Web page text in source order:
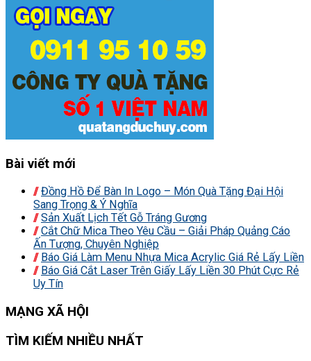
Bài viết mới
Đồng Hồ Để Bàn In Logo – Món Quà Tặng Đại Hội
Sang Trọng & Ý Nghĩa
Sản Xuất Lịch Tết Gỗ Tráng Gương
Cắt Chữ Mica Theo Yêu Cầu – Giải Pháp Quảng Cáo
Ấn Tượng, Chuyên Nghiệp
Báo Giá Làm Menu Nhựa Mica Acrylic Giá Rẻ Lấy Liền
Báo Giá Cắt Laser Trên Giấy Lấy Liền 30 Phút Cực Rẻ
Uy Tín
MẠNG XÃ HỘI
TÌM KIẾM NHIỀU NHẤT